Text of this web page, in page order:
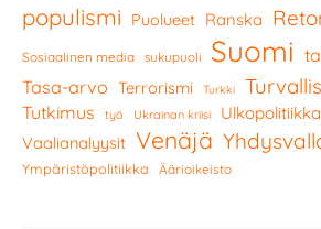
populismi Puolueet Ranska
Sosiaalinen media sukupuoli Suomi
Tasa-arvo Terrorismi Turkki
Tutkimus työ Ukrainan kriisi Ulkopolitiikka
Vaalianalyysit Venäjä
Ympäristöpolitiikka Äärioikeisto